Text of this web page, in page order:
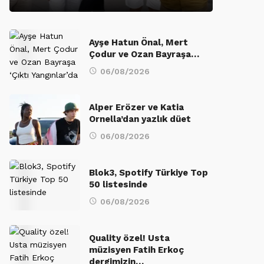
Ayşe Hatun Önal, Mert
Çodur ve Ozan Bayraşa…
06/08/2026
Alper Erözer ve Katia
Ornella’dan yazlık düet
06/08/2026
Blok3, Spotify Türkiye Top
50 listesinde
06/08/2026
Quality özel! Usta
müzisyen Fatih Erkoç
dergimizin…